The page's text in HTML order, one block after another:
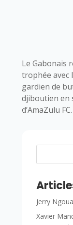
Le Gabonais
trophée avec
gardien de
djiboutien en
d’AmaZulu FC.
Jerry
Xavier